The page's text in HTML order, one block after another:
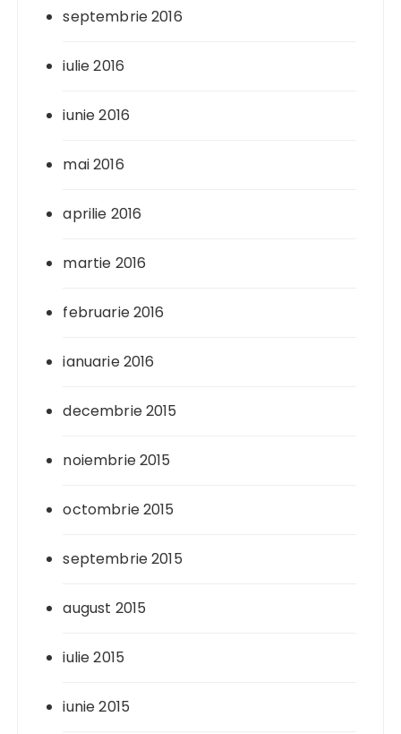
septembrie 2016
iulie 2016
iunie 2016
mai 2016
aprilie 2016
martie 2016
februarie 2016
ianuarie 2016
decembrie 2015
noiembrie 2015
octombrie 2015
septembrie 2015
august 2015
iulie 2015
iunie 2015